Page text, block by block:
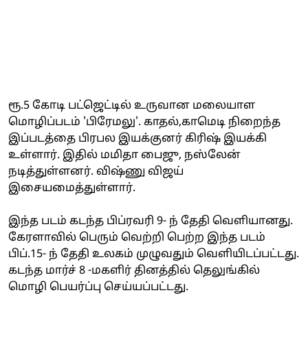
ரூ.5 கோடி பட்ஜெட்டில் உருவான மலையாள
மொழிப்படம் 'பிரேமலு'. காதல்,காமெடி நிறைந்த
இப்படத்தை பிரபல இயக்குனர் கிரிஷ் இயக்கி
உள்ளார். இதில் மமிதா பைஜு, நஸ்லேன்
நடித்துள்ளனர். விஷ்ணு விஜய்
இசையமைத்துள்ளார்.
இந்த படம் கடந்த பிப்ரவரி 9- ந் தேதி வெளியானது.
கேரளாவில் பெரும் வெற்றி பெற்ற இந்த படம்
பிப்.15- ந் தேதி உலகம் முழுவதும் வெளியிடப்பட்டது.
கடந்த மார்ச் 8 -மகளிர் தினத்தில் தெலுங்கில்
மொழி பெயர்ப்பு செய்யப்பட்டது.